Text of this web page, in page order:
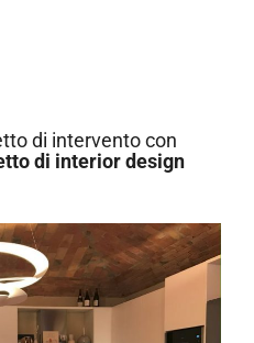
di intervento con
di interior design